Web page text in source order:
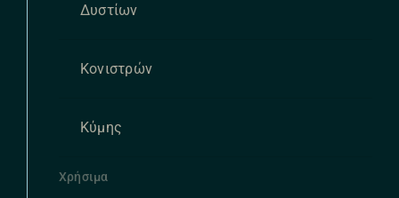
Δυστίων
Κονιστρών
Κύμης
Χρήσιμα